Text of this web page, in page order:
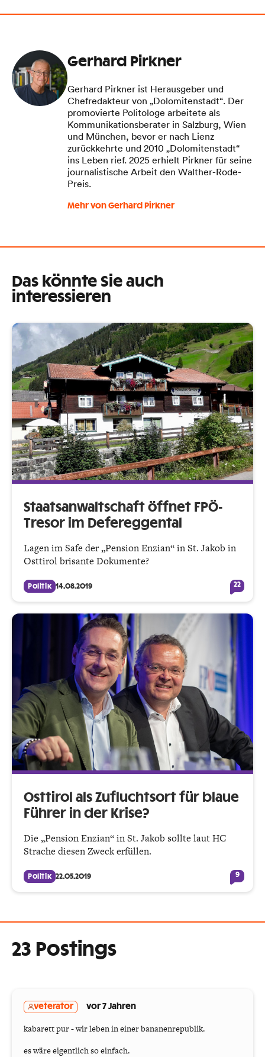
Gerhard Pirkner
Gerhard Pirkner ist Herausgeber und
Chefredakteur von „Dolomitenstadt“. Der
promovierte Politologe arbeitete als
Kommunikationsberater in Salzburg, Wien
und München, bevor er nach Lienz
zurückkehrte und 2010 „Dolomitenstadt“
ins Leben rief. 2025 erhielt Pirkner für seine
journalistische Arbeit den Walther-Rode-
Preis.
Mehr von Gerhard Pirkner
Das könnte Sie auch
interessieren
Staatsanwaltschaft öffnet FPÖ-
Tresor im Defereggental
Lagen im Safe der „Pension Enzian“ in St. Jakob in
Osttirol brisante Dokumente?
Politik 14.08.2019 22
Osttirol als Zufluchtsort für blaue
Führer in der Krise?
Die „Pension Enzian“ in St. Jakob sollte laut HC
Strache diesen Zweck erfüllen.
Politik 22.05.2019 9
23 Postings
veterator vor 7 Jahren
kabarett pur - wir leben in einer bananenrepublik.
es wäre eigentlich so einfach.